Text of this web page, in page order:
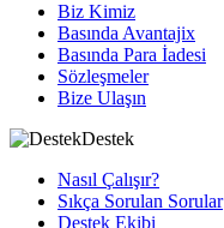
Biz Kimiz
Basında Avantajix
Basında Para İadesi
Sözleşmeler
Bize Ulaşın
Destek
Nasıl Çalışır?
Sıkça Sorulan Sorular
Destek Ekibi